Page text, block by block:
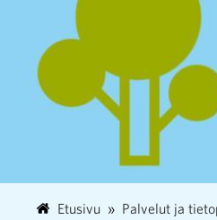
Etusivu Palvelut ja